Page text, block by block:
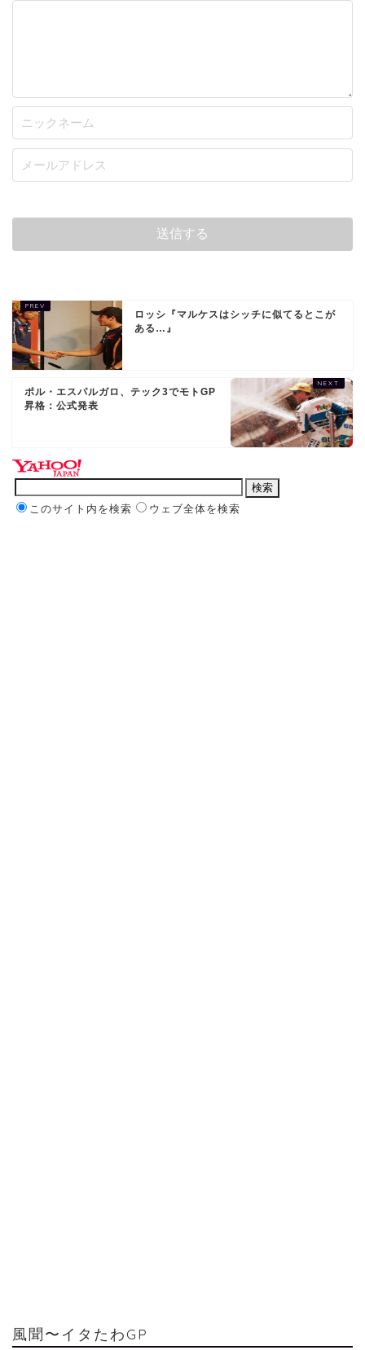
ロッシ『マルケスはシッチに似てるとこが
ある…』
ポル・エスパルガロ、テック3でモトGP
昇格：公式発表
このサイト内を検索 ウェブ全体を検索
風聞〜イタたわGP